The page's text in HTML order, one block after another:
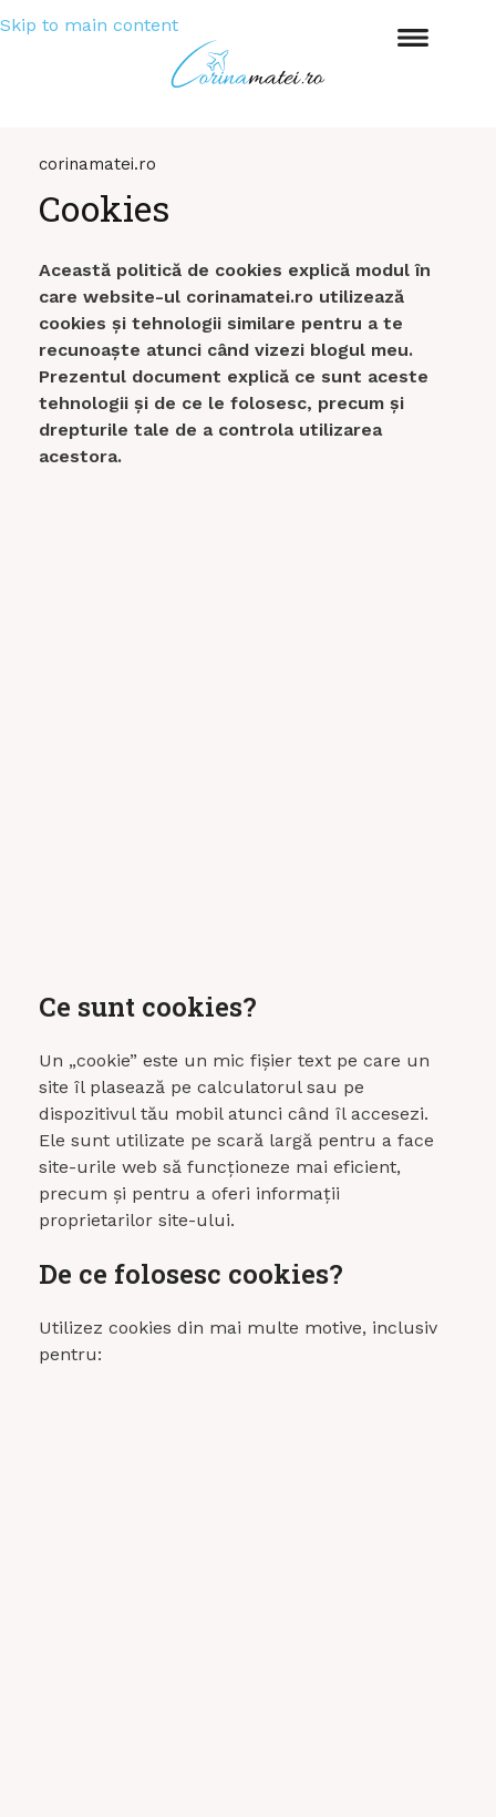
Skip to main content
corinamatei.ro
Cookies
Această politică de cookies explică modul în
care website-ul corinamatei.ro utilizează
cookies și tehnologii similare pentru a te
recunoaște atunci când vizezi blogul meu.
Prezentul document explică ce sunt aceste
tehnologii și de ce le folosesc, precum și
drepturile tale de a controla utilizarea
acestora.
Ce sunt cookies?
Un „cookie” este un mic fișier text pe care un
site îl plasează pe calculatorul sau pe
dispozitivul tău mobil atunci când îl accesezi.
Ele sunt utilizate pe scară largă pentru a face
site-urile web să funcționeze mai eficient,
precum și pentru a oferi informații
proprietarilor site-ului.
De ce folosesc cookies?
Utilizez cookies din mai multe motive, inclusiv
pentru: